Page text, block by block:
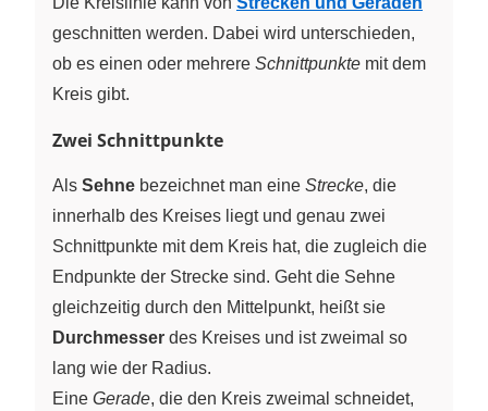
geschnitten werden. Dabei wird unterschieden,
ob es einen oder mehrere Schnittpunkte mit dem
Kreis gibt.
Zwei Schnittpunkte
Als Sehne bezeichnet man eine Strecke, die
innerhalb des Kreises liegt und genau zwei
Schnittpunkte mit dem Kreis hat, die zugleich die
Endpunkte der Strecke sind. Geht die Sehne
gleichzeitig durch den Mittelpunkt, heißt sie
Durchmesser des Kreises und ist zweimal so
lang wie der Radius.
Eine Gerade, die den Kreis zweimal schneidet,